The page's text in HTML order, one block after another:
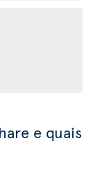
e quais